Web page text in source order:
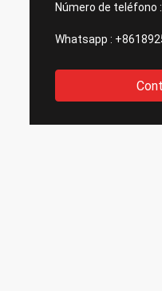
Número de teléfono :
Whatsapp :